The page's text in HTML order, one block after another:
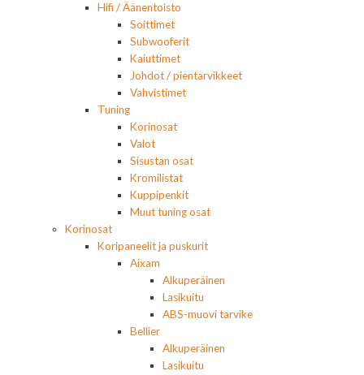
Hifi / Äänentoisto
Soittimet
Subwooferit
Kaiuttimet
Johdot / pientarvikkeet
Vahvistimet
Tuning
Korinosat
Valot
Sisustan osat
Kromilistat
Kuppipenkit
Muut tuning osat
Korinosat
Koripaneelit ja puskurit
Aixam
Alkuperäinen
Lasikuitu
ABS-muovi tarvike
Bellier
Alkuperäinen
Lasikuitu